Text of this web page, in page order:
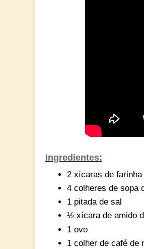
Ingredientes:
2 xícaras de farinha
4 colheres de sopa
1 pitada de sal
½ xícara de amido
1 ovo
1 colher de café de